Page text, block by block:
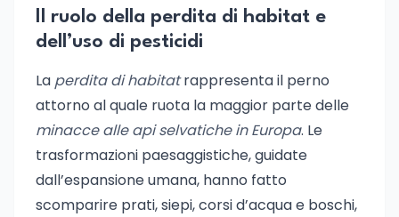
Il ruolo della perdita di habitat e
dell’uso di pesticidi
La perdita di habitatrappresenta il perno
attorno al quale ruota la maggior parte delle
minacce alle api selvatiche in Europa. Le
trasformazioni paesaggistiche, guidate
dall’espansione umana, hanno fatto
scomparire prati, siepi, corsi d’acqua e boschi,